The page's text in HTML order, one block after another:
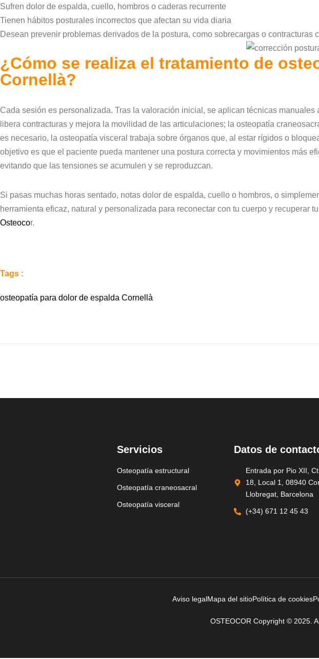
Sufren dolor de espalda, cuello, hombros o caderas recurrente
Tienen hábitos posturales incorrectos que afectan su vida diaria
Desean prevenir problemas derivados de la postura, como sobrecargas o contracturas
¿Cómo se realiza el tratamiento de
Cornellà?
Cada sesión es personalizada. Tras la valoración inicial, se aplican técnicas
libera contracturas y mejora la movilidad de las articulaciones; la osteopatía
es necesario, la osteopatía visceral trabaja sobre órganos que, al estar rígidos o
objetivo es que el paciente pueda mantener una postura correcta y movimientos más
evitando que las tensiones se acumulen y se reproduzcan.
Si pasas muchas horas sentado, notas dolor de espalda, cuello o hombros, o
herramienta eficaz, natural y personalizada para reconectar con tu cuerpo y recuperar
Osteocor.
Tags :
osteopatía para dolor de espalda Cornellà
Servicios
Osteopatía estructural
Osteopatía craneosacral
Osteopatía visceral
Datos de
Entrada por Pio XII,
18, Local 1, 08940
Llobregat, Barcelona
(+34) 671 12 45 43
Aviso legalMapa del sitioPolítica de cookies
OSTEOCOR Copyright © 2025.